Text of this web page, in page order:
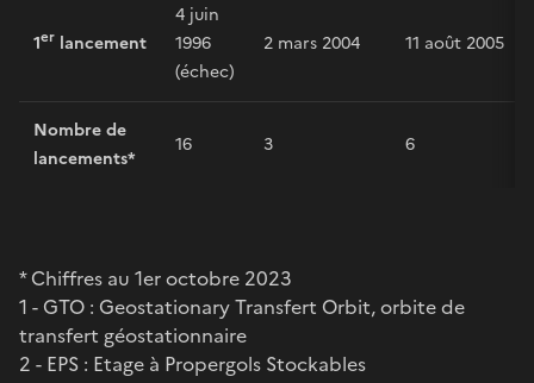
1er lancement
4 juin
1996
(échec)
2 mars 2004 11 août 2005
Nombre de
lancements*
16 3 6
* Chiffres au 1er octobre 2023
1 - GTO : Geostationary Transfert Orbit, orbite de
transfert géostationnaire
2 - EPS : Etage à Propergols Stockables